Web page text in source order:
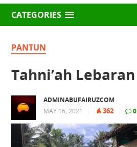
CATEGORIES
PANTUN
Tahni’ah Lebaran
ADMINABUFAIRUZCOM
MAY 16, 2021
362 0